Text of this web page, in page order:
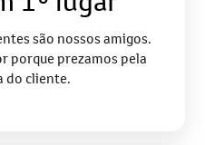
são nossos amigos.
porque prezamos pela
do cliente.